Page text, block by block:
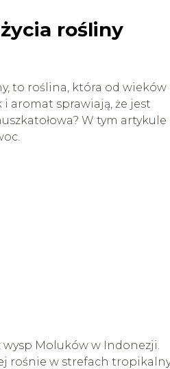
rośliny
to roślina, która od wieków
aromat sprawiają, że jest
W tym artykule
Moluków w Indonezji.
rośnie w strefach